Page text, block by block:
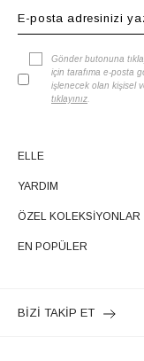
Gönder butonuna
için tarafıma e-posta
işlenecek olan kişisel
tıklayınız
ELLE
YARDIM
ÖZEL KOLEKSİYONLAR
EN POPÜLER
BİZİ TAKİP ET